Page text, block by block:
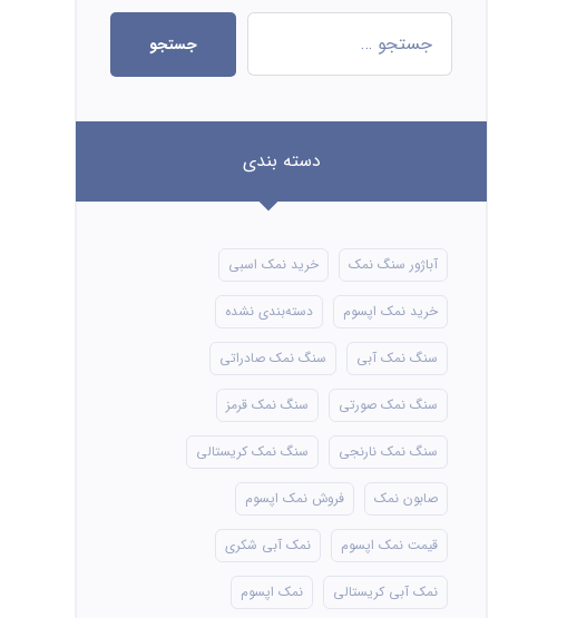
جستجو
دسته بندی
آباژور سنگ نمک خرید نمک اسبی
خرید نمک اپسوم دسته‌بندی نشده
سنگ نمک آبی سنگ نمک صادراتی
سنگ نمک صورتی سنگ نمک قرمز
سنگ نمک نارنجی سنگ نمک کریستالی
صابون نمک فروش نمک اپسوم
قیمت نمک اپسوم نمک آبی شکری
نمک آبی کریستالی نمک اپسوم